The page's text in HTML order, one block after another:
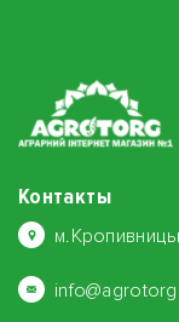
Контакты